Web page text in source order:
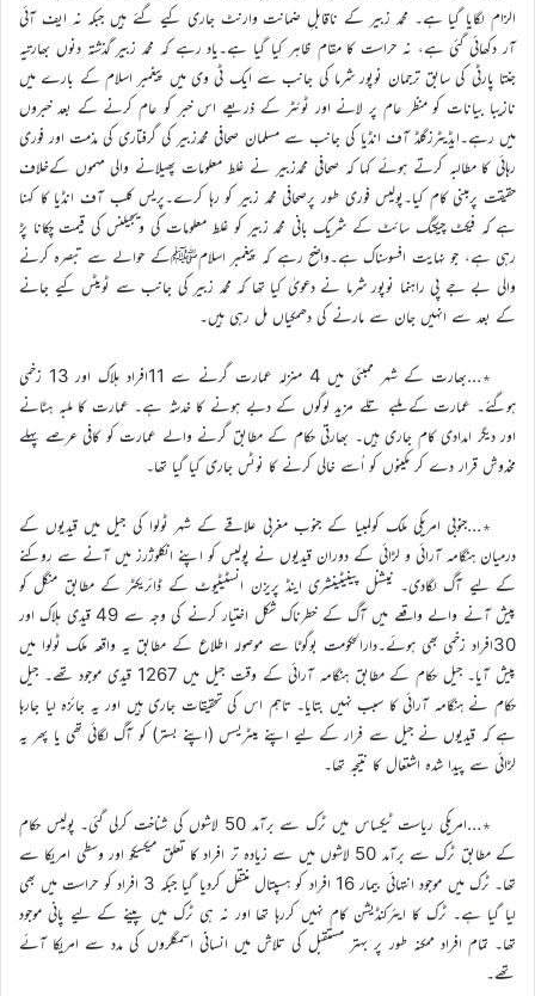
الزام لگایا گیا ہے۔ محمد زبیر کے ناقابلِ ضمانت وارنٹ جاری کیے گئے ہیں جبکہ نہ ایف آئی
آر دکھائی گئی ہے، نہ حراست کا مقام ظاہر کیا گیا ہے۔یاد رہے کہ محمد زبیر گذشتہ دنوں بھارتیہ
جنتا پارٹی کی سابق ترجمان نوپور شرما کی جانب سے ایک ٹی وی میں پیغمبر اسلام کے بارے میں
نازیبا بیانات کو منظر عام پر لانے اور ٹوئٹر کے ذریعے اس خبر کو عام کرنے کے بعد خبروں
میں رہے۔ایڈیٹرزگلڈ آف انڈیا کی جانب سے مسلمان صحافی محمدزبیر کی گرفتاری کی مذمت اور فوری
رہائی کا مطالبہ کرتے ہوئے کہا کہ صحافی محمدزبیر نے غلط معلومات پھیلانے والی مہموں کےخلاف
حقیقت پرمبنی کام کیا۔پولیس فوری طور پرصحافی محمد زبیر کو رہا کرے۔پریس کلب آف انڈیا کا کہنا
ہے کہ فیکٹ چیکنگ سائٹ کے شریک بانی محمد زبیر کو غلط معلومات کی ویجیلنس کی قیمت چکانا پڑ
رہی ہے، جو نہایت افسوسناک ہے۔واضح رہے کہ پیغمبر اسلامﷺکے حوالے سے تبصرہ کرنے
والی بے جے پی راہنما نوپور شرما نے دعویٰ کیا تھا کہ محمد زبیر کی جانب سے ٹویٹس کیے جانے
کے بعد سے انہیں جان سے مارنے کی دھمکیاں مل رہی ہیں۔
٭…بھارت کے شہر ممبئی میں 4 منزلہ عمارت گرنے سے 11افراد ہلاک اور 13 زخمی
ہوگئے۔ عمارت کے ملبے تلے مزید لوگوں کے دبے ہونے کا خدشہ ہے۔ عمارت کا ملبہ ہٹانے
اور دیگر امدادی کام جاری ہیں۔ بھارتی حکام کے مطابق گرنے والے عمارت کو کافی عرصے پہلے
مخدوش قرار دے کر مکینوں کو اُسے خالی کرنے کا نوٹس جاری کیا گیا تھا۔
٭…جنوبی امریکی ملک کولمبیا کے جنوب مغربی علاقے کے شہر ٹولوا کی جیل میں قیدیوں کے
درمیان ہنگامہ آرائی و لڑائی کے دوران قیدیوں نے پولیس کو اپنے انکلوژرز میں آنے سے روکنے
کے لیے آگ لگادی۔ نیشنل پینیٹینشری اینڈ پریزن انسٹیٹیوٹ کے ڈائریکٹر کے مطابق منگل کو
پیش آنے والے واقعے میں آگ کے خطرناک شکل اختیار کرنے کی وجہ سے 49 قیدی ہلاک اور
30افراد زخمی بھی ہوئے۔دارالحکومت بوگوٹا سے موصولہ اطلاع کے مطابق یہ واقعہ ملک ٹولوا میں
پیش آیا۔ جیل حکام کے مطابق ہنگامہ آرائی کے وقت جیل میں 1267 قیدی موجود تھے۔ جیل
حکام نے ہنگامہ آرائی کا سبب نہیں بتایا۔ تاہم اس کی تحقیقات جاری ہیں اور یہ جائزہ لیا جارہا
ہے کہ قیدیوں نے جیل سے فرار کے لیے اپنے میٹریسس (اپنے بستر) کو آگ لگائی تھی یا پھر یہ
لڑائی سے پیدا شدہ اشتعال کا نتیجہ تھا۔
٭…امریکی ریاست ٹیکساس میں ٹرک سے برآمد 50 لاشوں کی شناخت کرلی گئی۔ پولیس حکام
کے مطابق ٹرک سے برآمد 50 لاشوں میں سے زیادہ تر افراد کا تعلق میکسیکو اور وسطی امریکا سے
تھا۔ ٹرک میں موجود انتہائی بیمار 16 افراد کو ہسپتال منتقل کردیا گیا جبکہ 3 افراد کو حراست میں بھی
لیا گیا ہے۔ ٹرک کا ایئرکنڈیشن کام نہیں کررہا تھا اور نہ ہی ٹرک میں پینے کے لیے پانی موجود
تھا۔ تمام افراد ممکنہ طور پر بہتر مستقبل کی تلاش میں انسانی اسمگلروں کی مدد سے امریکا آئے
تھے۔